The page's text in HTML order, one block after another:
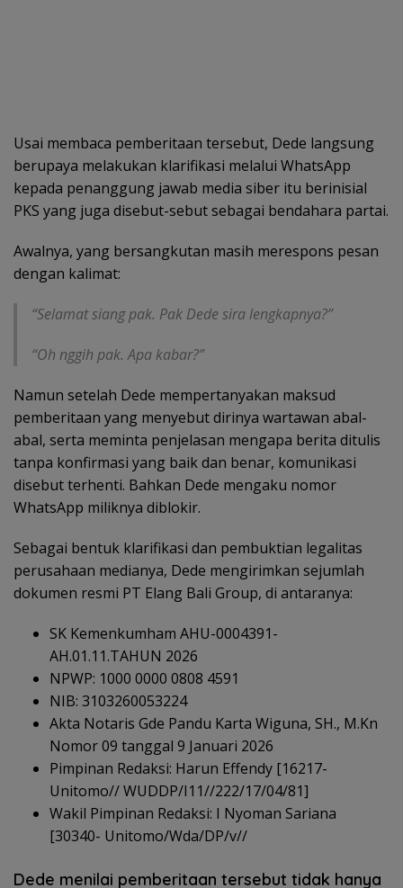
Usai membaca pemberitaan tersebut, Dede langsung
berupaya melakukan klarifikasi melalui WhatsApp
kepada penanggung jawab media siber itu berinisial
PKS yang juga disebut-sebut sebagai bendahara partai.
Awalnya, yang bersangkutan masih merespons pesan
dengan kalimat:
“Selamat siang pak. Pak Dede sira lengkapnya?”
“Oh nggih pak. Apa kabar?”
Namun setelah Dede mempertanyakan maksud
pemberitaan yang menyebut dirinya wartawan abal-
abal, serta meminta penjelasan mengapa berita ditulis
tanpa konfirmasi yang baik dan benar, komunikasi
disebut terhenti. Bahkan Dede mengaku nomor
WhatsApp miliknya diblokir.
Sebagai bentuk klarifikasi dan pembuktian legalitas
perusahaan medianya, Dede mengirimkan sejumlah
dokumen resmi PT Elang Bali Group, di antaranya:
SK Kemenkumham AHU-0004391-
AH.01.11.TAHUN 2026
NPWP: 1000 0000 0808 4591
NIB: 3103260053224
Akta Notaris Gde Pandu Karta Wiguna, SH., M.Kn
Nomor 09 tanggal 9 Januari 2026
Pimpinan Redaksi: Harun Effendy [16217-
Unitomo// WUDDP/I11//222/17/04/81]
Wakil Pimpinan Redaksi: I Nyoman Sariana
[30340- Unitomo/Wda/DP/v//
Dede menilai pemberitaan tersebut tidak hanya